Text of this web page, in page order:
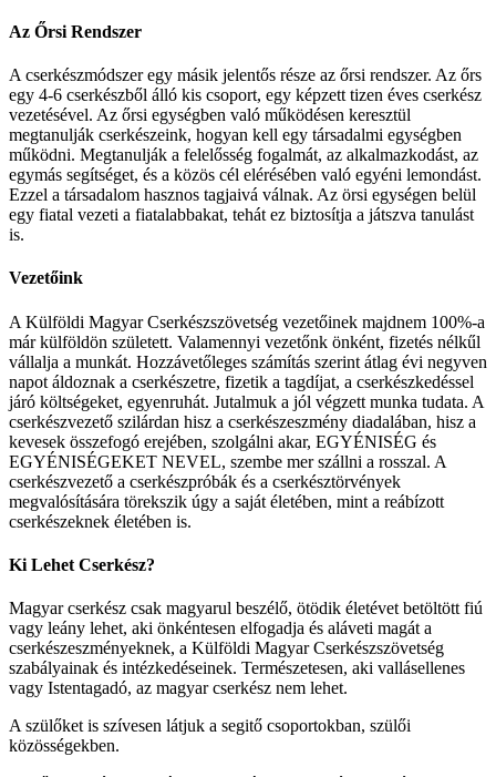
Az Őrsi Rendszer
A cserkészmódszer egy másik jelentős része az őrsi rendszer. Az őrs
egy 4-6 cserkészből álló kis csoport, egy képzett tizen éves cserkész
vezetésével. Az őrsi egységben való működésen keresztül
megtanulják cserkészeink, hogyan kell egy társadalmi egységben
működni. Megtanulják a felelősség fogalmát, az alkalmazkodást, az
egymás segítséget, és a közös cél elérésében való egyéni lemondást.
Ezzel a társadalom hasznos tagjaivá válnak. Az örsi egységen belül
egy fiatal vezeti a fiatalabbakat, tehát ez biztosítja a játszva tanulást
is.
Vezetőink
A Külföldi Magyar Cserkészszövetség vezetőinek majdnem 100%-a
már külföldön született. Valamennyi vezetőnk önként, fizetés nélkűl
vállalja a munkát. Hozzávetőleges számítás szerint átlag évi negyven
napot áldoznak a cserkészetre, fizetik a tagdíjat, a cserkészkedéssel
járó költségeket, egyenruhát. Jutalmuk a jól végzett munka tudata. A
cserkészvezető szilárdan hisz a cserkészeszmény diadalában, hisz a
kevesek összefogó erejében, szolgálni akar, EGYÉNISÉG és
EGYÉNISÉGEKET NEVEL, szembe mer szállni a rosszal. A
cserkészvezető a cserkészpróbák és a cserkésztörvények
megvalósítására törekszik úgy a saját életében, mint a reábízott
cserkészeknek életében is.
Ki Lehet Cserkész?
Magyar cserkész csak magyarul beszélő, ötödik életévet betöltött fiú
vagy leány lehet, aki önkéntesen elfogadja és aláveti magát a
cserkészeszményeknek, a Külföldi Magyar Cserkészszövetség
szabályainak és intézkedéseinek. Természetesen, aki vallásellenes
vagy Istentagadó, az magyar cserkész nem lehet.
A szülőket is szívesen látjuk a segitő csoportokban, szülői
közösségekben.